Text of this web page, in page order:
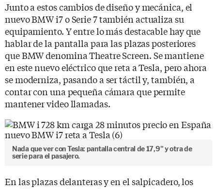
Junto a estos cambios de diseño y mecánica, el
nuevo BMW i7 o Serie 7 también actualiza su
equipamiento. Y entre lo más destacable hay que
hablar de la pantalla para las plazas posteriores
que BMW denomina Theatre Screen. Se mantiene
en este nuevo eléctrico que reta a Tesla, pero ahora
se moderniza, pasando a ser táctil y, también, a
contar con una pequeña cámara que permite
mantener video llamadas.
Nada que ver con Tesla: pantalla central de 17,9" y otra de
serie para el pasajero.
En las plazas delanteras y en el salpicadero, los